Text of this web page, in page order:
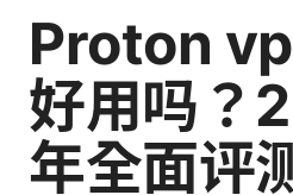
Proton
好用吗？
年全面评